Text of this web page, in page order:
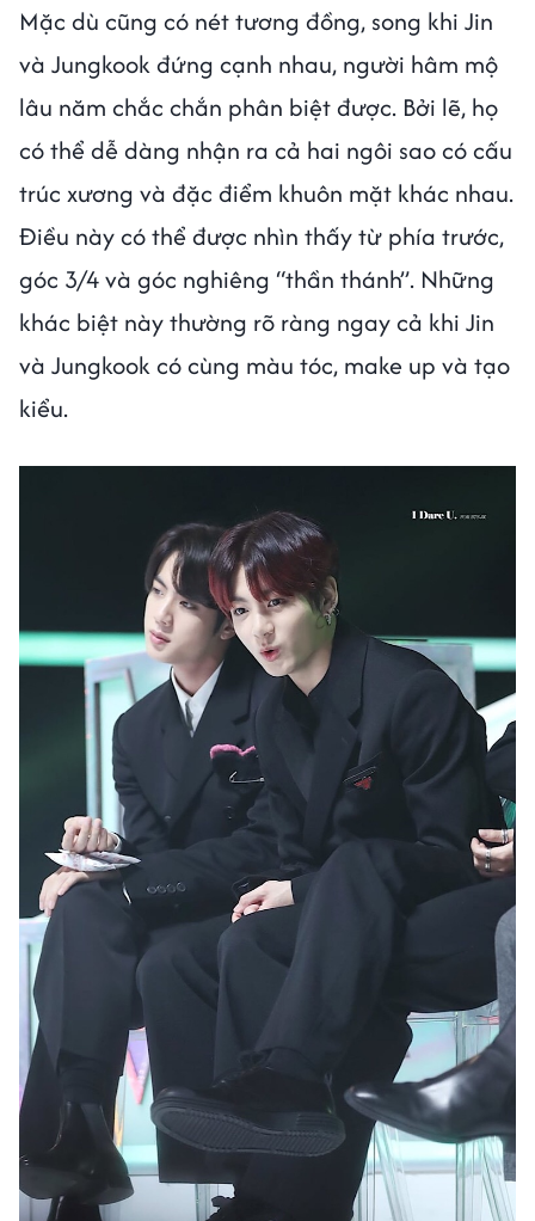
Mặc dù cũng có nét tương đồng, song khi Jin
và Jungkook đứng cạnh nhau, người hâm mộ
lâu năm chắc chắn phân biệt được. Bởi lẽ, họ
có thể dễ dàng nhận ra cả hai ngôi sao có cấu
trúc xương và đặc điểm khuôn mặt khác nhau.
Điều này có thể được nhìn thấy từ phía trước,
góc 3/4 và góc nghiêng “thần thánh”. Những
khác biệt này thường rõ ràng ngay cả khi Jin
và Jungkook có cùng màu tóc, make up và tạo
kiểu.